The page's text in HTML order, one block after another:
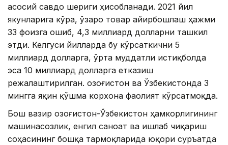
асосий савдо шериги ҳисобланади. 2021 йил
якунларига кўра, ўзаро товар айирбошлаш ҳажми
33 фоизга ошиб, 4,3 миллиард долларни ташкил
этди. Келгуси йилларда бу кўрсаткични 5
миллиард долларга, ўрта муддатли истиқболда
эса 10 миллиард долларга етказиш
режалаштирилган. Қозоғистон ва Ўзбекистонда 3
мингга яқин қўшма корхона фаолият кўрсатмоқда.
Бош вазир Қозоғистон-Ўзбекистон ҳамкорлигининг
машинасозлик, енгил саноат ва ишлаб чиқариш
соҳасининг бошқа тармоқларида юқори суръатда